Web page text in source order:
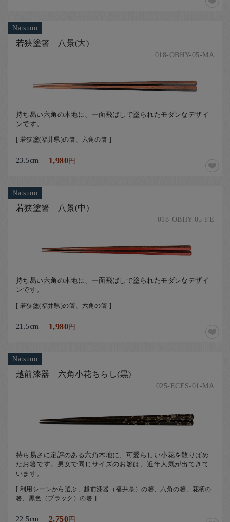
Natsuno
若狭塗箸 八景(大)
018-OBHY-05-MA
持ち易い六角の木地に、一面飛ばしで塗られたモダンなデザイ
ンです。
[ 若狭塗(福井県)の箸、六角の箸 ]
23.5cm 1,980円
Natsuno
若狭塗箸 八景(中)
018-OBHY-05-FE
持ち易い六角の木地に、一面飛ばしで塗られたモダンなデザイ
ンです。
[ 若狭塗(福井県)の箸、六角の箸 ]
21.5cm 1,980円
Natsuno
越前漆器 六角小花ちらし(黒)
025-ECES-01-MA
持ち易さに定評のある六角木地に、可愛らしい小花を散りばめ
たお箸です。男女で同じサイズのお箸は、近年人気が出てきて
います。
[ 利用シーンから選ぶ、越前漆器（福井県）の箸、六角の箸、花柄の
箸、黒色（ブラック）の箸 ]
22.5cm 2,750円